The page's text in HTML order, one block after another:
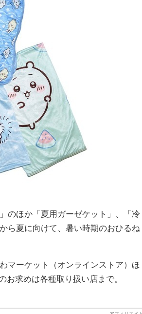
のほか「夏用ガーゼケット」、「冷
ら夏に向けて、暑い時期のおひるね
マーケット（オンラインストア）ほ
求めは各種取り扱い店まで。